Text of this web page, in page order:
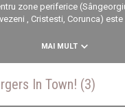
zone periferice
, Cristesti, Corunca) este
MAI MULT
In Town! (3)